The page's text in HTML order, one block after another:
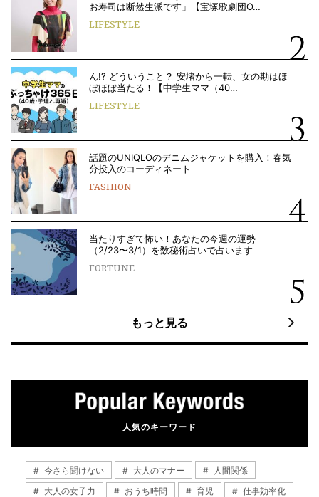
お寿司は断然生派です」【宝塚歌劇団O…
LIFESTYLE
ん!? どういうこと？ 安堵から一転、女の勘はほ
ぼほぼ当たる！【中学生ママ（40…
LIFESTYLE
話題のUNIQLOのデニムジャケットを購入！春気
分投入のコーディネート
FASHION
当たりすぎて怖い！あなたの今週の運勢
（2/23〜3/1）を数秘術占いで占います
FORTUNE
もっと見る
人気のキーワード
今さら聞けない 大人のマナー
人間関係
大人の女子力
おうち時間 育児
仕事効率化